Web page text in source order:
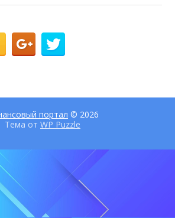
портал © 2026
Тема от WP Puzzle